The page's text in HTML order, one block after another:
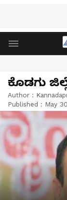
ಕೊಡಗು
Author :
Published : May